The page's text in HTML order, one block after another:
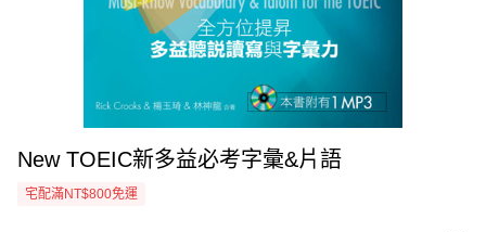
New TOEIC新多益必考字彙&片語
宅配滿NT$800免運